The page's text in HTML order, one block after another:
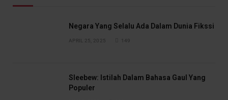
Negara Yang Selalu Ada Dalam Dunia Fikssi
APRIL 25, 2025 149
Sleebew: Istilah Dalam Bahasa Gaul Yang
Populer